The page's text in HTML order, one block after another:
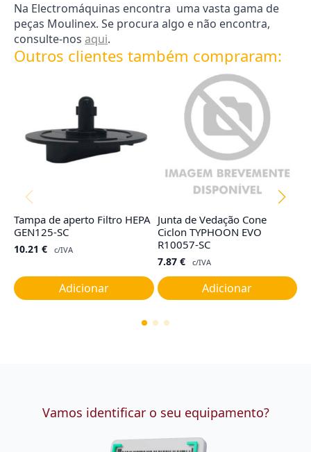
Na Electromáquinas encontra uma vasta gama de
peças Moulinex. Se procura algo e não encontra,
consulte-nos aqui.
Outros clientes também compraram:
Tampa de aperto Filtro HEPA
GEN125-SC
10.21 € c/IVA
Adicionar
Junta de Vedação Cone
Ciclon TYPHOON EVO
R10057-SC
7.87 € c/IVA
Adicionar
Vamos identificar o seu equipamento?